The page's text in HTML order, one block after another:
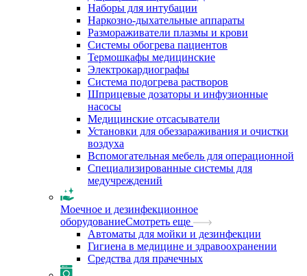
Наборы для интубации
Наркозно-дыхательные аппараты
Размораживатели плазмы и крови
Системы обогрева пациентов
Термошкафы медицинские
Электрокардиографы
Cистема подогрева растворов
Шприцевые дозаторы и инфузионные
насосы
Медицинские отсасыватели
Установки для обеззараживания и очистки
воздуха
Вспомогательная мебель для операционной
Специализированные системы для
медучреждений
Моечное и дезинфекционное
оборудованиеСмотреть еще
Автоматы для мойки и дезинфекции
Гигиена в медицине и здравоохранении
Средства для прачечных